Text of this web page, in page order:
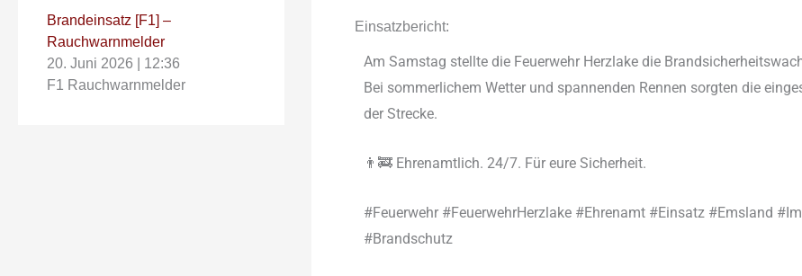
Brandeinsatz [F1] –
Rauchwarnmelder
20. Juni 2026
12:36
F1 Rauchwarnmelder
Einsatzbericht:
Am Samstag stellte die Feuerwehr Herzlake die
Bei sommerlichem Wetter und spannenden Rennen sorgten die
der Strecke.
👨‍🚒 Ehrenamtlich. 24/7. Für eure Sicherheit.
#Feuerwehr #FeuerwehrHerzlake #Ehrenamt #Einsatz #Emsland
#Brandschutz